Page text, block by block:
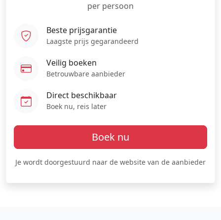
per persoon
Beste prijsgarantie
Laagste prijs gegarandeerd
Veilig boeken
Betrouwbare aanbieder
Direct beschikbaar
Boek nu, reis later
Boek nu
Je wordt doorgestuurd naar de website van de aanbieder